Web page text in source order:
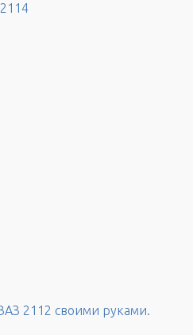
2112 своими руками.